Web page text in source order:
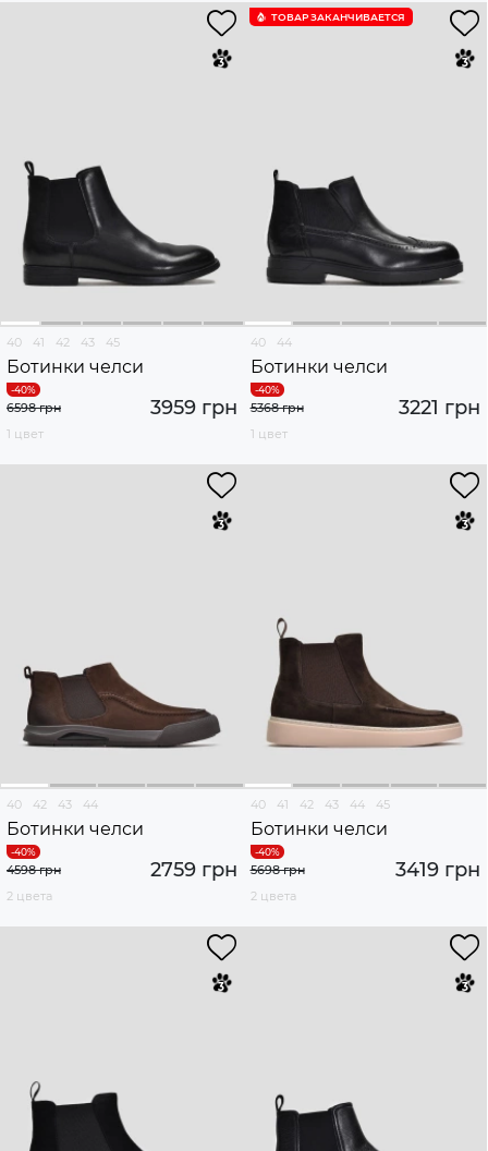
40 41 42 43 45
Ботинки челси
3959 грн
6598 грн
1 цвет
ТОВАР ЗАКАНЧИВАЕТСЯ
40 44
Ботинки челси
3221 грн
5368 грн
1 цвет
40 42 43 44
Ботинки челси
2759 грн
4598 грн
2 цвета
40 41 42 43 44 45
Ботинки челси
3419 грн
5698 грн
2 цвета